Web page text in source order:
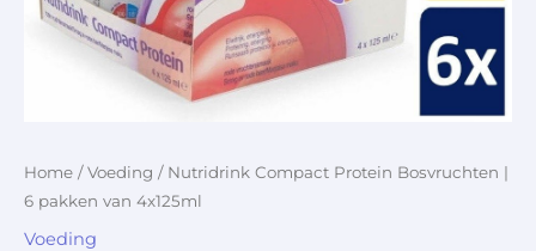
Home /Voeding / Nutridrink Compact Protein Bosvruchten |
6 pakken van 4x125ml
Voeding